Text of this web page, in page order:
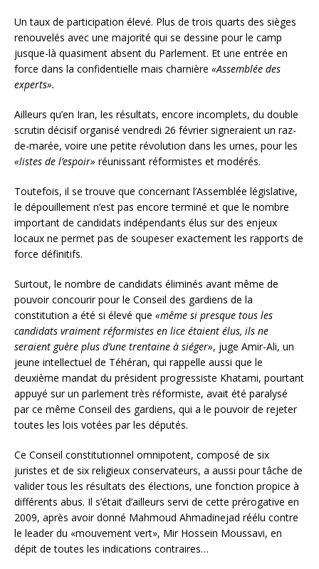
Un taux de participation élevé. Plus de trois quarts des sièges
renouvelés avec une majorité qui se dessine pour le camp
jusque-là quasiment absent du Parlement. Et une entrée en
force dans la confidentielle mais charnière «Assemblée des
experts».
Ailleurs qu’en Iran, les résultats, encore incomplets, du double
scrutin décisif organisé vendredi 26 février signeraient un raz-
de-marée, voire une petite révolution dans les urnes, pour les
«listes de l’espoir» réunissant réformistes et modérés.
Toutefois, il se trouve que concernant l’Assemblée législative,
le dépouillement n’est pas encore terminé et que le nombre
important de candidats indépendants élus sur des enjeux
locaux ne permet pas de soupeser exactement les rapports de
force définitifs.
Surtout, le nombre de candidats éliminés avant même de
pouvoir concourir pour le Conseil des gardiens de la
constitution a été si élevé que «même si presque tous les
candidats vraiment réformistes en lice étaient élus, ils ne
seraient guère plus d’une trentaine à siéger», juge Amir-Ali, un
jeune intellectuel de Téhéran, qui rappelle aussi que le
deuxième mandat du président progressiste Khatami, pourtant
appuyé sur un parlement très réformiste, avait été paralysé
par ce même Conseil des gardiens, qui a le pouvoir de rejeter
toutes les lois votées par les députés.
Ce Conseil constitutionnel omnipotent, composé de six
juristes et de six religieux conservateurs, a aussi pour tâche de
valider tous les résultats des élections, une fonction propice à
différents abus. Il s’était d’ailleurs servi de cette prérogative en
2009, après avoir donné Mahmoud Ahmadinejad réélu contre
le leader du «mouvement vert», Mir Hossein Moussavi, en
dépit de toutes les indications contraires…